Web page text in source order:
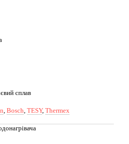
сплав
,Bosch,TESY,Thermex